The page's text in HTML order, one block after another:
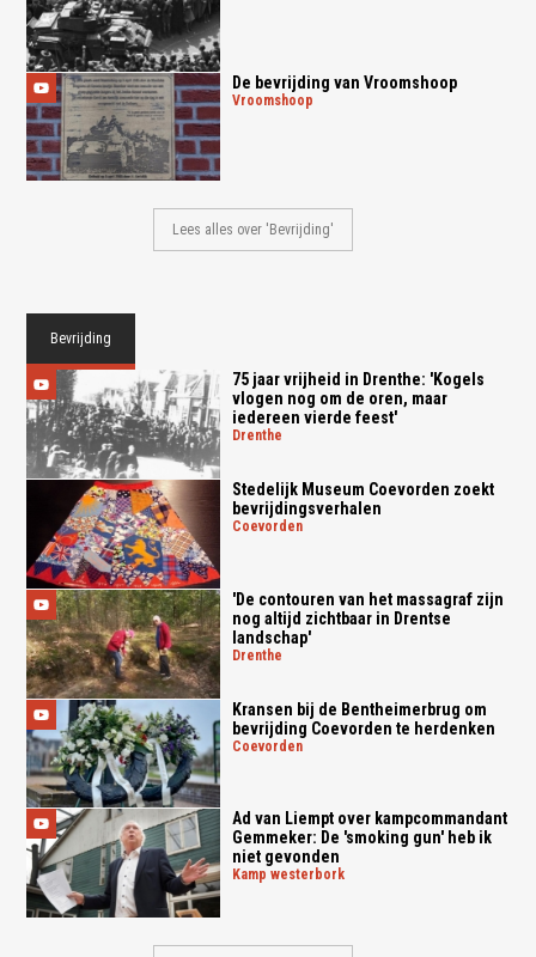
De bevrijding van Vroomshoop
vroomshoop
Lees alles over 'Bevrijding'
Bevrijding
75 jaar vrijheid in Drenthe: 'Kogels
vlogen nog om de oren, maar
iedereen vierde feest'
drenthe
Stedelijk Museum Coevorden zoekt
bevrijdingsverhalen
coevorden
'De contouren van het massagraf zijn
nog altijd zichtbaar in Drentse
landschap'
drenthe
Kransen bij de Bentheimerbrug om
bevrijding Coevorden te herdenken
coevorden
Ad van Liempt over kampcommandant
Gemmeker: De 'smoking gun' heb ik
niet gevonden
kamp westerbork